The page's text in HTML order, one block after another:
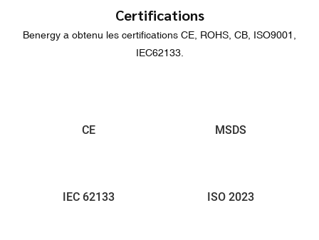
Certifications
Benergy a obtenu les certifications CE, ROHS, CB, ISO9001,
IEC62133.
CE MSDS
IEC 62133 ISO 2023